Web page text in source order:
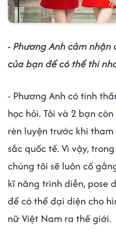
- Phương Anh cảm
của bạn để có thể thi
- Phương Anh có tinh
học hỏi. Tôi và 2 bạn
rèn luyện trước khi
sắc quốc tế. Vì vậy,
chúng tôi sẽ luôn cố
kĩ năng trình diễn, pose
để có thể đại diện cho
nữ Việt Nam ra thế giới.